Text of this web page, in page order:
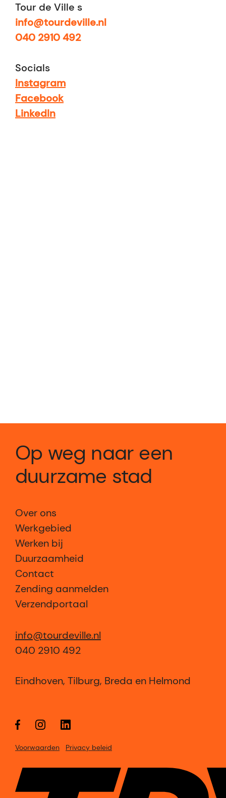
Tour de Ville s
info@tourdeville.nl
040 2910 492
Socials
Instagram
Facebook
LinkedIn
Op weg naar een
duurzame stad
Over ons
Werkgebied
Werken bij
Duurzaamheid
Contact
Zending aanmelden
Verzendportaal
info@tourdeville.nl
040 2910 492
Eindhoven, Tilburg, Breda en Helmond
Voorwaarden Privacy beleid